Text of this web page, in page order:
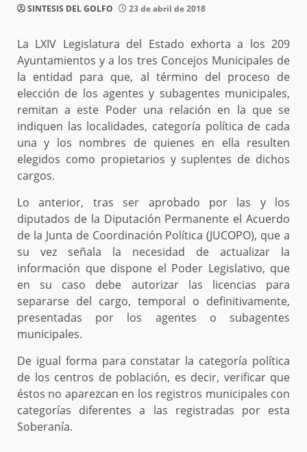
SINTESIS DEL GOLFO 23 de abril de 2018
La LXIV Legislatura del Estado exhorta a los 209
Ayuntamientos y a los tres Concejos Municipales de
la entidad para que, al término del proceso de
elección de los agentes y subagentes municipales,
remitan a este Poder una relación en la que se
indiquen las localidades, categoría política de cada
una y los nombres de quienes en ella resulten
elegidos como propietarios y suplentes de dichos
cargos.
Lo anterior, tras ser aprobado por las y los
diputados de la Diputación Permanente el Acuerdo
de la Junta de Coordinación Política (JUCOPO), que a
su vez señala la necesidad de actualizar la
información que dispone el Poder Legislativo, que
en su caso debe autorizar las licencias para
separarse del cargo, temporal o definitivamente,
presentadas por los agentes o subagentes
municipales.
De igual forma para constatar la categoría política
de los centros de población, es decir, verificar que
éstos no aparezcan en los registros municipales con
categorías diferentes a las registradas por esta
Soberanía.